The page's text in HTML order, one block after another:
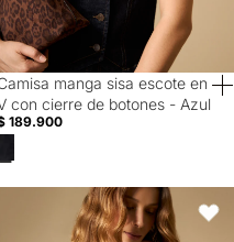
40% Offmanga sisa escote en
con cierre de botones - Azul
189.900
en algodón - Azul
Camisa de algodón manga larga